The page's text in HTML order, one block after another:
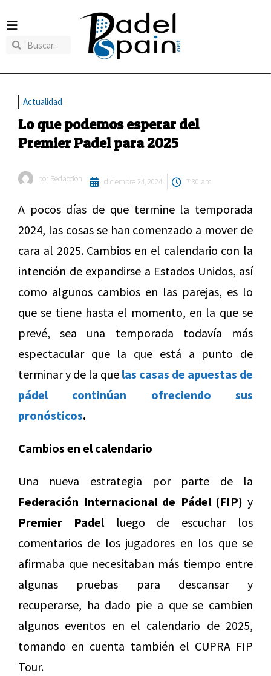
Actualidad
Lo que podemos esperar del
Premier Padel para 2025
por Redaccion diciembre 24, 2024 7:30 am
A pocos días de que termine la temporada
2024, las cosas se han comenzado a mover de
cara al 2025. Cambios en el calendario con la
intención de expandirse a Estados Unidos, así
como algunos cambios en las parejas, es lo
que se tiene hasta el momento, en la que se
prevé, sea una temporada todavía más
espectacular que la que está a punto de
terminar y de la que las casas de apuestas de
pádel continúan ofreciendo sus
pronósticos.
Cambios en el calendario
Una nueva estrategia por parte de la
Federación Internacional de Pádel (FIP) y
Premier Padelluego de escuchar los
comentarios de los jugadores en los que se
afirmaba que necesitaban más tiempo entre
algunas pruebas para descansar y
recuperarse, ha dado pie a que se cambien
algunos eventos en el calendario de 2025,
tomando en cuenta también el CUPRA FIP
Tour.